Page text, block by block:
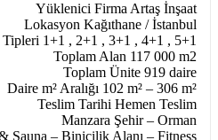
Yüklenici Firma Artaş İnşaat
Lokasyon Kağıthane / İstanbul
1+1 , 2+1 , 3+1 , 4+1 , 5+1
Toplam Alan 117 000 m2
Toplam Ünite 919 daire
Daire m² Aralığı 102 m² – 306 m²
Teslim Tarihi Hemen Teslim
Manzara Şehir – Orman
Sauna – Binicilik Alanı – Fitness